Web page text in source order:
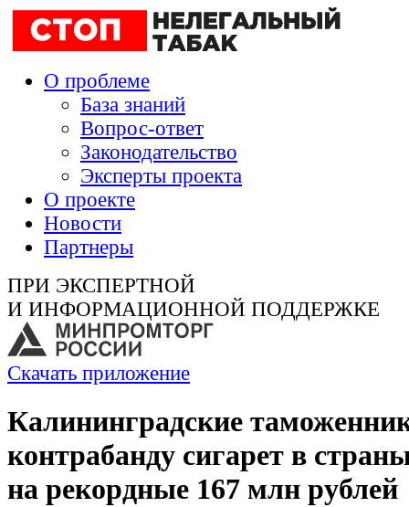
О проблеме
База знаний
Вопрос-ответ
Законодательство
Эксперты проекта
О проекте
Новости
Партнеры
ПРИ ЭКСПЕРТНОЙ
И ИНФОРМАЦИОННОЙ ПОДДЕРЖКЕ
Скачать приложение
Калининградские
контрабанду сигарет в
на рекордные 167 млн рублей